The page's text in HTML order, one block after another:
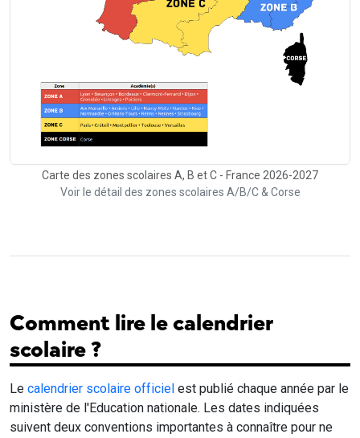
Carte des zones scolaires A, B et C - France 2026-2027
Voir le détail des zones scolaires A/B/C & Corse
Comment lire le calendrier
scolaire ?
Le calendrier scolaire officiel est publié chaque année par le
ministère de l'Education nationale. Les dates indiquées
suivent deux conventions importantes à connaître pour ne